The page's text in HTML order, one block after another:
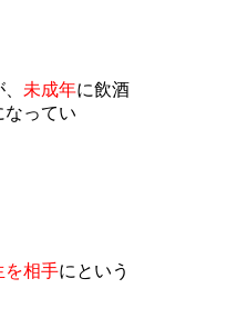
未成年に飲酒
なってい
を相手にという